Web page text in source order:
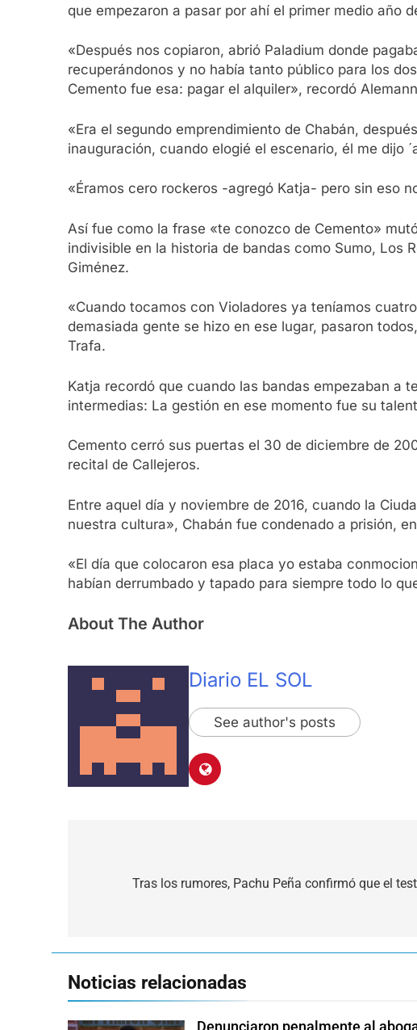
que empezaron a pasar por ahí el primer medio año
«Después nos copiaron, abrió Paladium donde
recuperándonos y no había tanto público para los
Cemento fue esa: pagar el alquiler», recordó Alemann
«Era el segundo emprendimiento de Chabán,
inauguración, cuando elogié el escenario, él me dijo
«Éramos cero rockeros -agregó Katja- pero sin eso
Así fue como la frase «te conozco de Cemento»
indivisible en la historia de bandas como Sumo, Los
Giménez.
«Cuando tocamos con Violadores ya teníamos
demasiada gente se hizo en ese lugar, pasaron
Trafa.
Katja recordó que cuando las bandas empezaban a
intermedias: La gestión en ese momento fue su
Cemento cerró sus puertas el 30 de diciembre de
recital de Callejeros.
Entre aquel día y noviembre de 2016, cuando la
nuestra cultura», Chabán fue condenado a prisión,
«El día que colocaron esa placa yo estaba
habían derrumbado y tapado para siempre todo lo
About The Author
Diario EL SOL
See author's posts
Tras los rumores, Pachu Peña confirmó que el
Noticias relacionadas
Denunciaron penalmente al